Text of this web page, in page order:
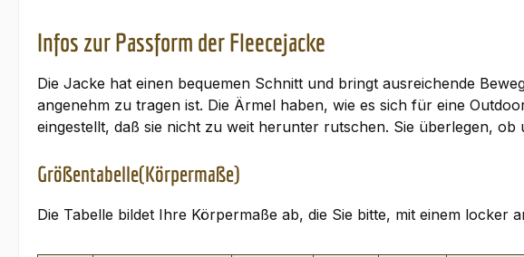
Infos zur Passform der Fleecejacke
Die Jacke hat einen bequemen Schnitt und bringt ausreichende
angenehm zu tragen ist. Die Ärmel haben, wie es sich für eine
eingestellt, daß sie nicht zu weit herunter rutschen. Sie überlegen,
Größentabelle(Körpermaße)
Die Tabelle bildet Ihre Körpermaße ab, die Sie bitte, mit einem locker